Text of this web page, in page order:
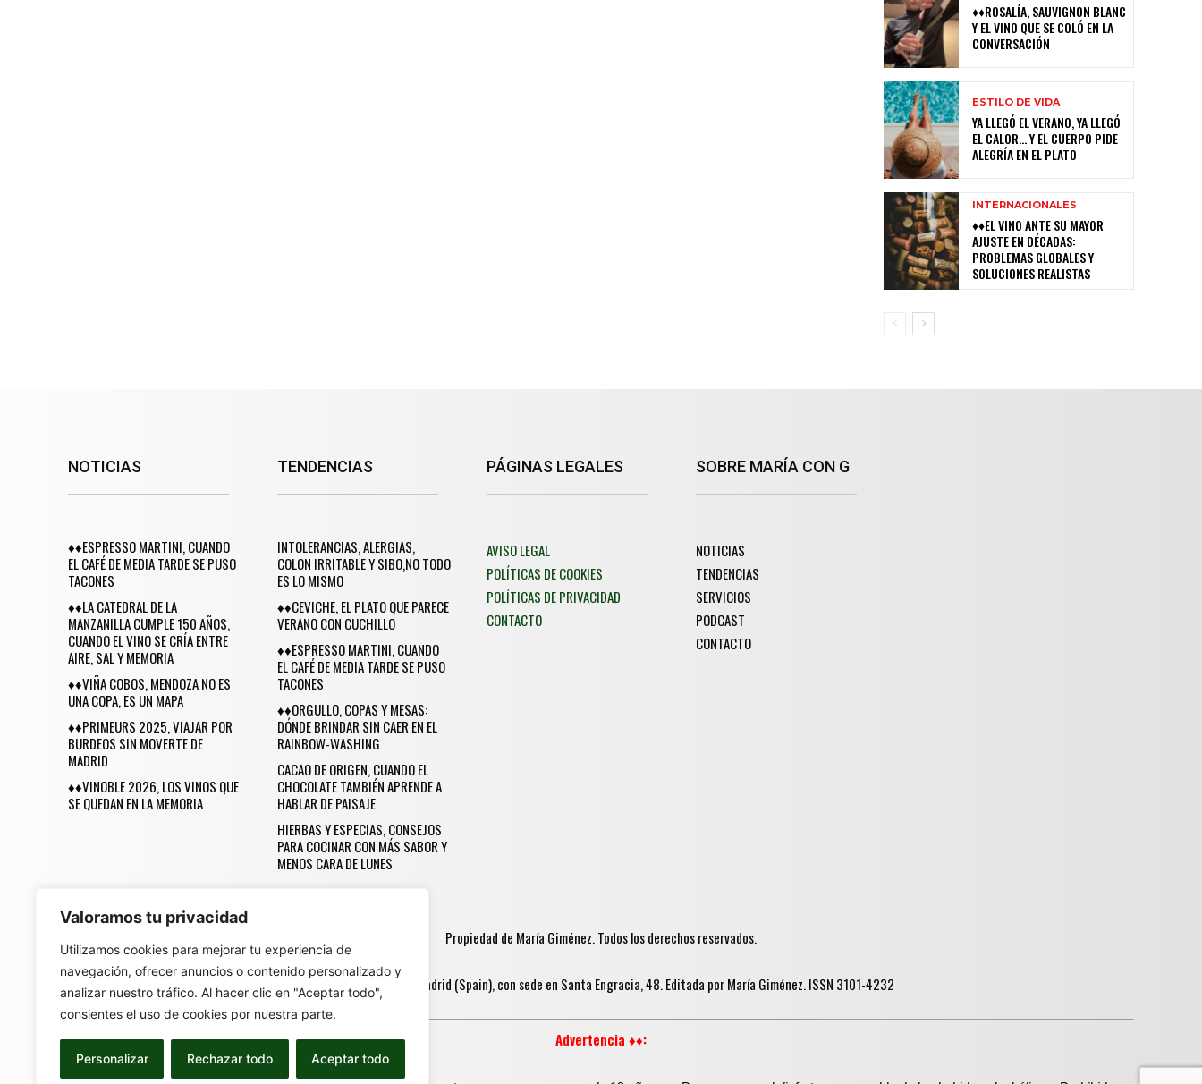
Valoramos tu privacidad
Utilizamos cookies para mejorar tu experiencia de
navegación, ofrecer anuncios o contenido personalizado y
analizar nuestro tráfico. Al hacer clic en "Aceptar todo",
consientes el uso de cookies por nuestra parte.
Personalizar Rechazar todo Aceptar todo
♦♦ROSALÍA, SAUVIGNON BLANC
Y EL VINO QUE SE COLÓ EN LA
CONVERSACIÓN
ESTILO DE VIDA
YA LLEGÓ EL VERANO, YA LLEGÓ
EL CALOR… Y EL CUERPO PIDE
ALEGRÍA EN EL PLATO
INTERNACIONALES
♦♦EL VINO ANTE SU MAYOR
AJUSTE EN DÉCADAS:
PROBLEMAS GLOBALES Y
SOLUCIONES REALISTAS
NOTICIAS
♦♦ESPRESSO MARTINI, CUANDO
EL CAFÉ DE MEDIA TARDE SE PUSO
TACONES
♦♦LA CATEDRAL DE LA
MANZANILLA CUMPLE 150 AÑOS,
CUANDO EL VINO SE CRÍA ENTRE
AIRE, SAL Y MEMORIA
♦♦VIÑA COBOS, MENDOZA NO ES
UNA COPA, ES UN MAPA
♦♦PRIMEURS 2025, VIAJAR POR
BURDEOS SIN MOVERTE DE
MADRID
♦♦VINOBLE 2026, LOS VINOS QUE
SE QUEDAN EN LA MEMORIA
TENDENCIAS
INTOLERANCIAS, ALERGIAS,
COLON IRRITABLE Y SIBO,NO TODO
ES LO MISMO
♦♦CEVICHE, EL PLATO QUE PARECE
VERANO CON CUCHILLO
♦♦ESPRESSO MARTINI, CUANDO
EL CAFÉ DE MEDIA TARDE SE PUSO
TACONES
♦♦ORGULLO, COPAS Y MESAS:
DÓNDE BRINDAR SIN CAER EN EL
RAINBOW-WASHING
CACAO DE ORIGEN, CUANDO EL
CHOCOLATE TAMBIÉN APRENDE A
HABLAR DE PAISAJE
HIERBAS Y ESPECIAS, CONSEJOS
PARA COCINAR CON MÁS SABOR Y
MENOS CARA DE LUNES
PÁGINAS LEGALES
AVISO LEGAL
POLÍTICAS DE COOKIES
POLÍTICAS DE PRIVACIDAD
CONTACTO
SOBRE MARÍA CON G
NOTICIAS
TENDENCIAS
SERVICIOS
PODCAST
CONTACTO
Propiedad de María Giménez. Todos los derechos reservados.
Una Revista Made in Madrid (Spain), con sede en Santa Engracia, 48. Editada por María Giménez. ISSN 3101-4232
Advertencia ♦♦: